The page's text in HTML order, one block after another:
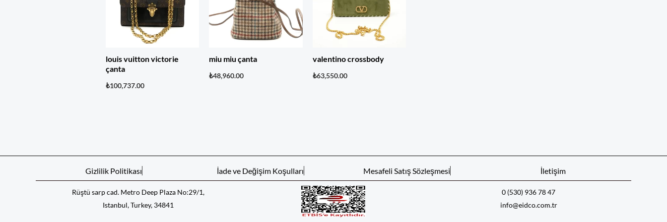
louis vuitton victorie
çanta
₺100,737.00
miu miu çanta
₺48,960.00
valentino crossbody
₺63,550.00
Gizlilik Politikası İade ve Değişim Koşulları Mesafeli Satış Sözleşmesi İletişim
Rüştü sarp cad. Metro Deep Plaza No:29/1,
Istanbul, Turkey, 34841
0 (530) 936 78 47
info@eidco.com.tr